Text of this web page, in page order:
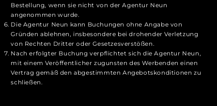
Bestellung, wenn sie nicht von der Agentur Neun
angenommen wurde.
Die Agentur Neun kann Buchungen ohne Angabe von
Gründen ablehnen, insbesondere bei drohender Verletzung
von Rechten Dritter oder Gesetzesverstößen.
Nach erfolgter Buchung verpflichtet sich die Agentur Neun,
mit einem Veröffentlicher zugunsten des Werbenden einen
Vertrag gemäß den abgestimmten Angebotskonditionen zu
schließen.